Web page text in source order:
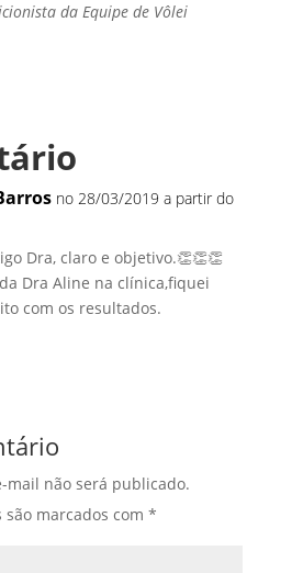
da Equipe de Vôlei
no 28/03/2019 a partir do
Dra, claro e objetivo.👏👏👏
Dra Aline na clínica,fiquei
com os resultados.
mail não será publicado.
marcados com *